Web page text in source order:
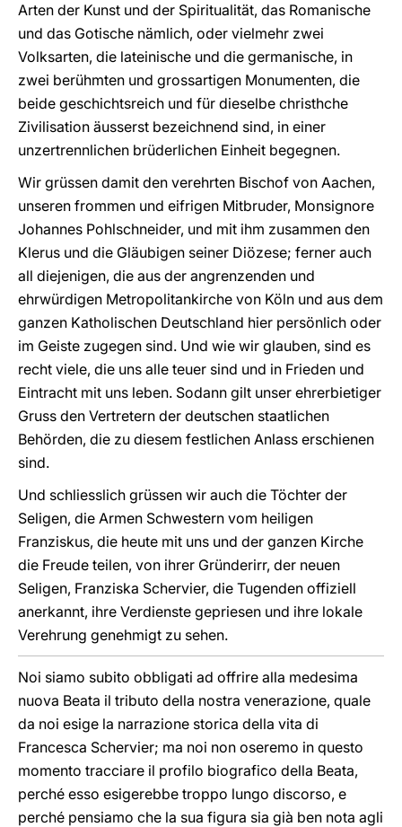
Arten der Kunst und der Spiritualität, das Romanische
und das Gotische nämlich, oder vielmehr zwei
Volksarten, die lateinische und die germanische, in
zwei berühmten und grossartigen Monumenten, die
beide geschichtsreich und für dieselbe christhche
Zivilisation äusserst bezeichnend sind, in einer
unzertrennlichen brüderlichen Einheit begegnen.
Wir grüssen damit den verehrten Bischof von Aachen,
unseren frommen und eifrigen Mitbruder, Monsignore
Johannes Pohlschneider, und mit ihm zusammen den
Klerus und die Gläubigen seiner Diözese; ferner auch
all diejenigen, die aus der angrenzenden und
ehrwürdigen Metropolitankirche von Köln und aus dem
ganzen Katholischen Deutschland hier persönlich oder
im Geiste zugegen sind. Und wie wir glauben, sind es
recht viele, die uns alle teuer sind und in Frieden und
Eintracht mit uns leben. Sodann gilt unser ehrerbietiger
Gruss den Vertretern der deutschen staatlichen
Behörden, die zu diesem festlichen Anlass erschienen
sind.
Und schliesslich grüssen wir auch die Töchter der
Seligen, die Armen Schwestern vom heiligen
Franziskus, die heute mit uns und der ganzen Kirche
die Freude teilen, von ihrer Gründerirr, der neuen
Seligen, Franziska Schervier, die Tugenden offiziell
anerkannt, ihre Verdienste gepriesen und ihre lokale
Verehrung genehmigt zu sehen.
Noi siamo subito obbligati ad offrire alla medesima
nuova Beata il tributo della nostra venerazione, quale
da noi esige la narrazione storica della vita di
Francesca Schervier; ma noi non oseremo in questo
momento tracciare il profilo biografico della Beata,
perché esso esigerebbe troppo lungo discorso, e
perché pensiamo che la sua figura sia già ben nota agli